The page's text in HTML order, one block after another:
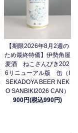
【期限2026年8月2週の
ため最終特価】伊勢角屋
麦酒 ねこさんびき202
6リニューアル版 缶（I
SEKADOYA BEER NEK
O SANBIKI2026 CAN）
900円(税込990円)